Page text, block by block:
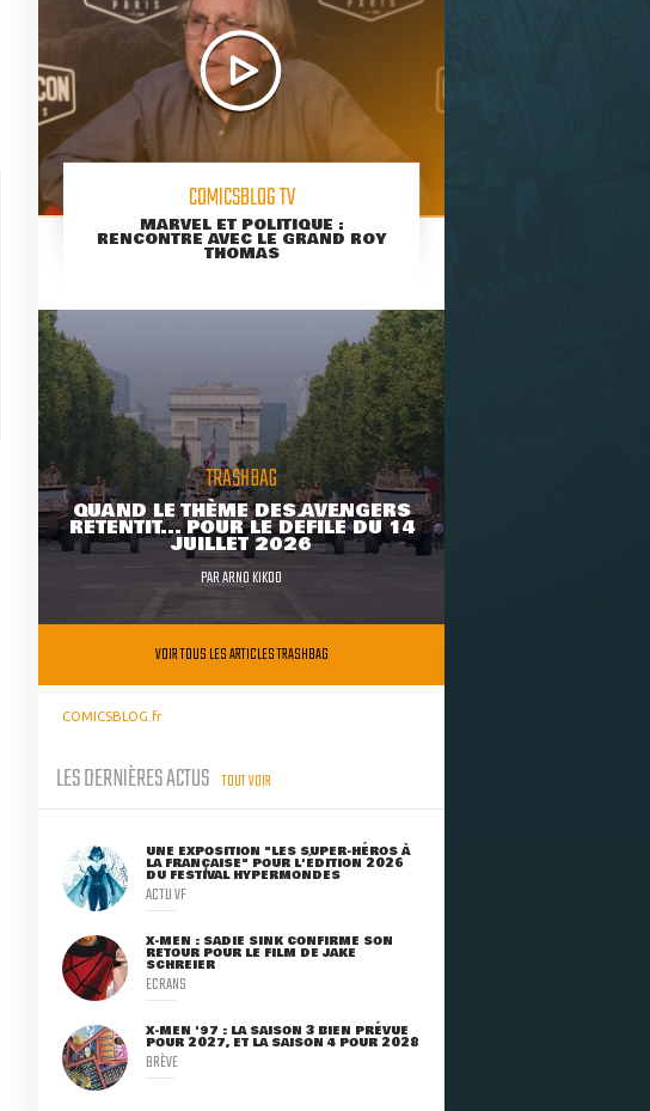
COMICSBLOG TV
MARVEL ET POLITIQUE :
RENCONTRE AVEC LE GRAND ROY
THOMAS
TRASHBAG
QUAND LE THÈME DES AVENGERS
RETENTIT... POUR LE DÉFILÉ DU 14
JUILLET 2026
PARARNO KIKOO
VOIR TOUS LES ARTICLES TRASHBAG
COMICSBLOG.fr
LES DERNIÈRES ACTUS TOUT VOIR
UNE EXPOSITION "LES SUPER-HÉROS À
LA FRANÇAISE" POUR L'ÉDITION 2026
DU FESTIVAL HYPERMONDES
ACTU VF
X-MEN : SADIE SINK CONFIRME SON
RETOUR POUR LE FILM DE JAKE
SCHREIER
ECRANS
X-MEN '97 : LA SAISON 3 BIEN PRÉVUE
POUR 2027, ET LA SAISON 4 POUR 2028
BRÈVE